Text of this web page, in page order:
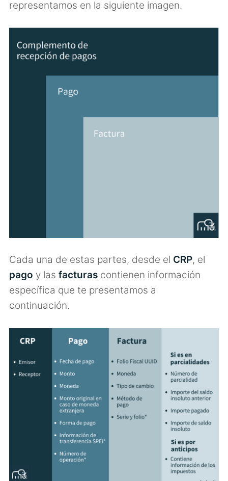
representamos en la siguiente imagen.
Cada una de estas partes, desde el CRP, el
pago y las facturascontienen información
específica que te presentamos a
continuación.